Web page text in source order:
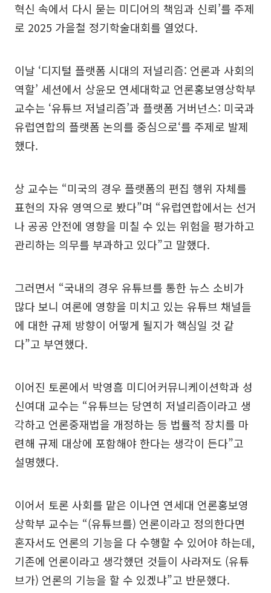
혁신 속에서 다시 묻는 미디어의 책임과 신뢰’를 주제
로 2025 가을철 정기학술대회를 열었다.
이날 ‘디지털 플랫폼 시대의 저널리즘: 언론과 사회의
역할’ 세션에서 상윤모 연세대학교 언론홍보영상학부
교수는 ‘유튜브 저널리즘’과 플랫폼 거버넌스: 미국과
유럽연합의 플랫폼 논의를 중심으로‘를 주제로 발제
했다.
상 교수는 “미국의 경우 플랫폼의 편집 행위 자체를
표현의 자유 영역으로 봤다”며 “유럽연합에서는 선거
나 공공 안전에 영향을 미칠 수 있는 위험을 평가하고
관리하는 의무를 부과하고 있다”고 말했다.
그러면서 “국내의 경우 유튜브를 통한 뉴스 소비가
많다 보니 여론에 영향을 미치고 있는 유튜브 채널들
에 대한 규제 방향이 어떻게 될지가 핵심일 것 같
다”고 부연했다.
이어진 토론에서 박영흠 미디어커뮤니케이션학과 성
신여대 교수는 “유튜브는 당연히 저널리즘이라고 생
각하고 언론중재법을 개정하는 등 법률적 장치를 마
련해 규제 대상에 포함해야 한다는 생각이 든다”고
설명했다.
이어서 토론 사회를 맡은 이나연 연세대 언론홍보영
상학부 교수는 “(유튜브를) 언론이라고 정의한다면
혼자서도 언론의 기능을 다 수행할 수 있어야 하는데,
기존에 언론이라고 생각했던 것들이 사라져도 (유튜
브가) 언론의 기능을 할 수 있겠냐”고 반문했다.